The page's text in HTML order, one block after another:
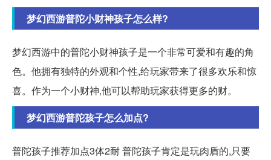
梦幻西游普陀小财神孩子怎么样?
梦幻西游中的普陀小财神孩子是一个非常可爱和有趣的角
色。他拥有独特的外观和个性,给玩家带来了很多欢乐和惊
喜。作为一个小财神,他可以帮助玩家获得更多的财。
梦幻西游普陀孩子怎么加点?
普陀孩子推荐加点3体2耐 普陀孩子肯定是玩肉盾的,只要